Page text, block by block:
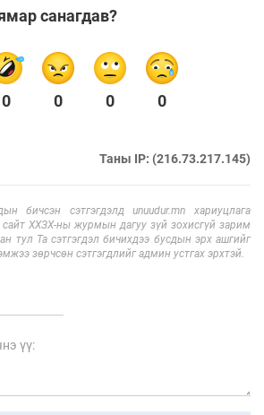
санагдав?
0 0 0 0
Таны IP: (216.73.217.145)
бичсэн сэтгэгдэлд unuudur.mn хариуцлага
ХХЗХ-ны журмын дагуу зүй зохисгүй зарим
тул Та сэтгэгдэл бичихдээ бусдын эрх ашгийг
зөрчсөн сэтгэгдлийг админ устгах эрхтэй.